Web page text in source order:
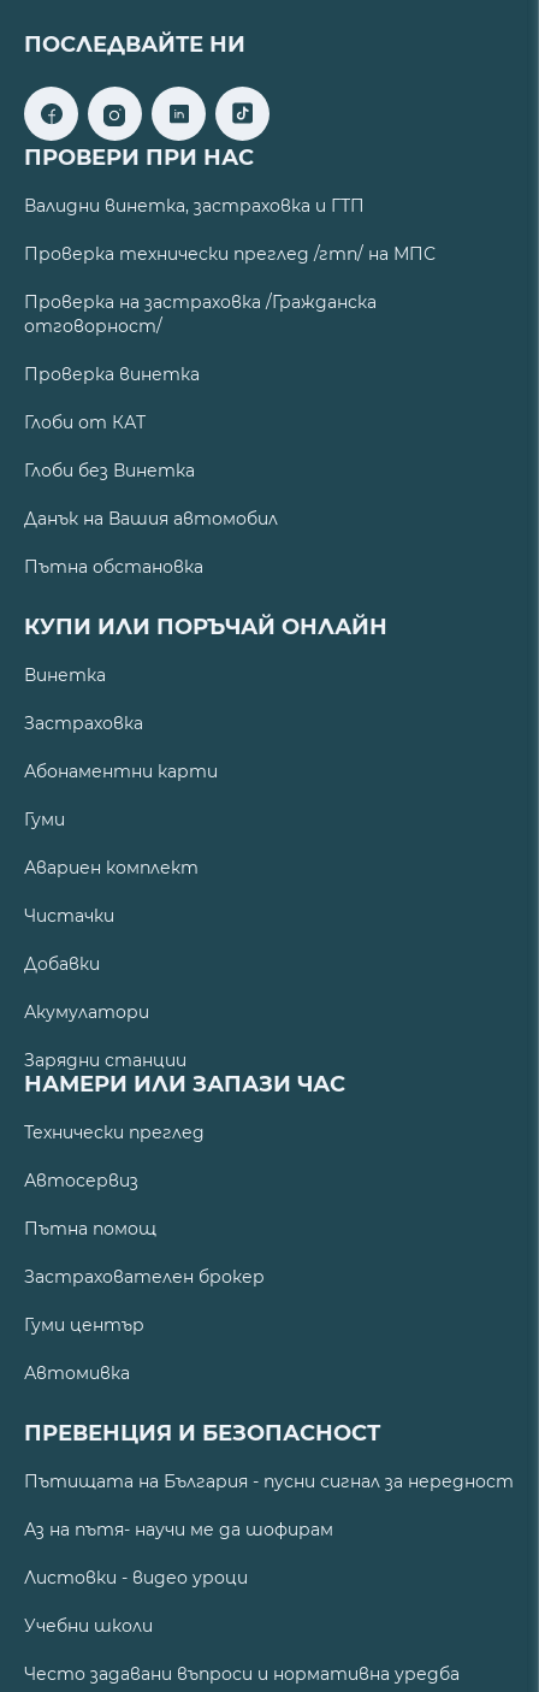
ПОСЛЕДВАЙТЕ НИ
ПРОВЕРИ ПРИ НАС
Валидни винетка, застраховка и ГТП
Проверка технически преглед /гтп/ на МПС
Проверка на застраховка /Гражданска
отговорност/
Проверка винетка
Глоби от КАТ
Глоби без Винетка
Данък на Вашия автомобил
Пътна обстановка
КУПИ ИЛИ ПОРЪЧАЙ ОНЛАЙН
Винетка
Застраховка
Абонаментни карти
Гуми
Авариен комплект
Чистачки
Добавки
Акумулатори
Зарядни станции
НАМЕРИ ИЛИ ЗАПАЗИ ЧАС
Технически преглед
Автосервиз
Пътна помощ
Застрахователен брокер
Гуми център
Автомивка
ПРЕВЕНЦИЯ И БЕЗОПАСНОСТ
Пътищата на България - пусни сигнал за нередност
Аз на пътя- научи ме да шофирам
Листовки - видео уроци
Учебни школи
Често задавани въпроси и нормативна уредба